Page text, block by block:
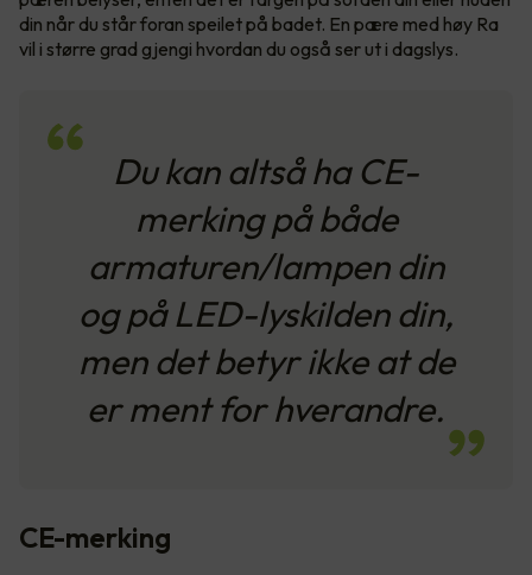
din når du står foran speilet på badet. En pære med høy Ra
vil i større grad gjengi hvordan du også ser ut i dagslys.
Du kan altså ha CE-
merking på både
armaturen/lampen din
og på LED-lyskilden din,
men det betyr ikke at de
er ment for hverandre.
CE-merking